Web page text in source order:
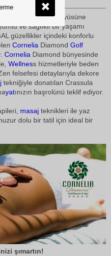
Merkezi'nin büyüsüne
ve sağlıklı bir yaşamı
güzellikler içindeki konforlu
Cornelia Diamond Golf
Cornelia Diamond bünyesinde
Wellness hizmetleriyle beden
felsefesi detaylarıyla dekore
tekniğiyle donatılan Crassula
yatınızın başrolünü teklif ediyor.
masaj teknikleri ile yaz
dolu bir tatil için ideal bir
şımartın!